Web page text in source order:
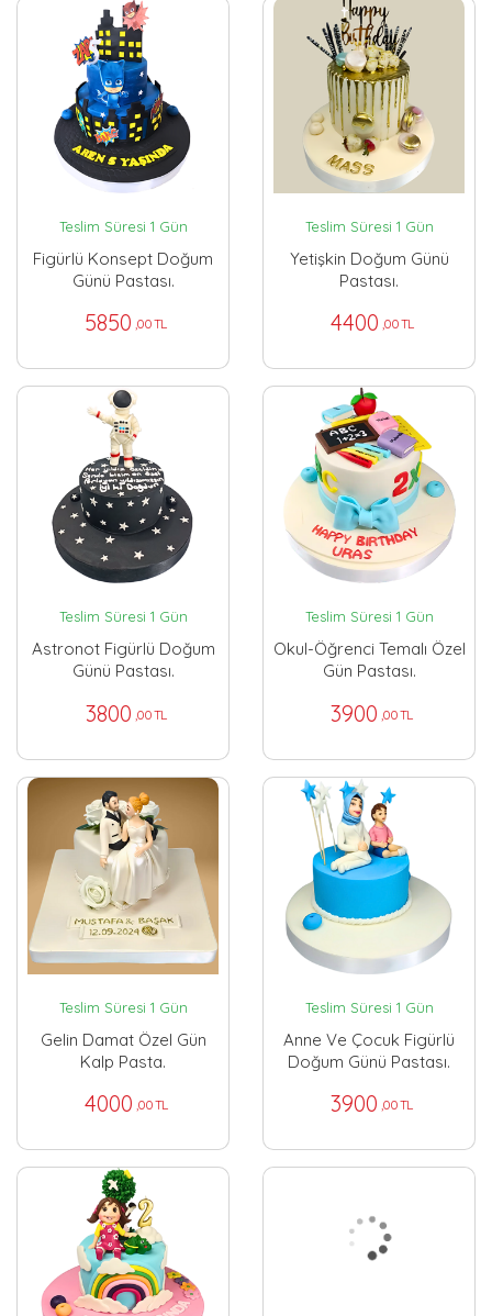
Teslim Süresi 1 Gün
Figürlü Konsept Doğum
Günü Pastası.
5850 ,00 TL
Teslim Süresi 1 Gün
Yetişkin Doğum Günü
Pastası.
4400 ,00 TL
Teslim Süresi 1 Gün
Astronot Figürlü Doğum
Günü Pastası.
3800 ,00 TL
Teslim Süresi 1 Gün
Okul-Öğrenci Temalı Özel
Gün Pastası.
3900 ,00 TL
Teslim Süresi 1 Gün
Gelin Damat Özel Gün
Kalp Pasta.
4000 ,00 TL
Teslim Süresi 1 Gün
Anne Ve Çocuk Figürlü
Doğum Günü Pastası.
3900 ,00 TL